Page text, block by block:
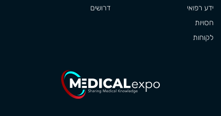
ידע רפואי
חסויות
לקוחות
דרושים